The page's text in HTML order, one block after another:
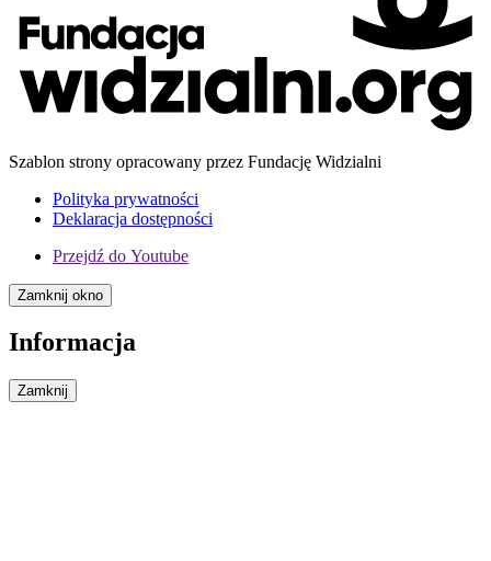
Szablon strony opracowany przez Fundację Widzialni
Polityka prywatności
Deklaracja dostępności
Przejdź do Youtube
Zamknij okno
Informacja
Zamknij